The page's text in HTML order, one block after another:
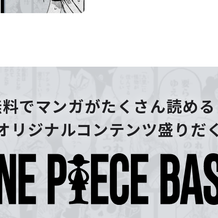
でマンガがたくさん読め
リジナルコンテンツ盛りだ